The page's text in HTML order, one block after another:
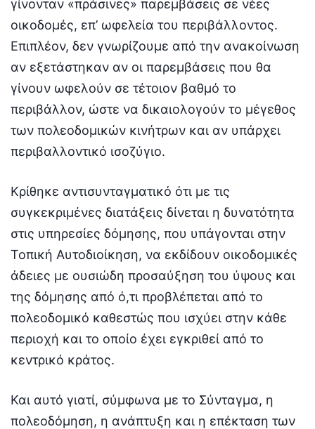
γίνονταν «πράσινες» παρεμβάσεις σε νέες
οικοδομές, επ’ ωφελεία του περιβάλλοντος.
Επιπλέον, δεν γνωρίζουμε από την ανακοίνωση
αν εξετάστηκαν αν οι παρεμβάσεις που θα
γίνουν ωφελούν σε τέτοιον βαθμό το
περιβάλλον, ώστε να δικαιολογούν το μέγεθος
των πολεοδομικών κινήτρων και αν υπάρχει
περιβαλλοντικό ισοζύγιο.
Κρίθηκε αντισυνταγματικό ότι με τις
συγκεκριμένες διατάξεις δίνεται η δυνατότητα
στις υπηρεσίες δόμησης, που υπάγονται στην
Τοπική Αυτοδιοίκηση, να εκδίδουν οικοδομικές
άδειες με ουσιώδη προσαύξηση του ύψους και
της δόμησης από ό,τι προβλέπεται από το
πολεοδομικό καθεστώς που ισχύει στην κάθε
περιοχή και το οποίο έχει εγκριθεί από το
κεντρικό κράτος.
Και αυτό γιατί, σύμφωνα με το Σύνταγμα, η
πολεοδόμηση, η ανάπτυξη και η επέκταση των